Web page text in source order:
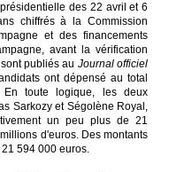
des 22 avril et 6
chiffrés à la Commission
et des financements
avant la vérification
publiés au Journal officiel
ont dépensé au total
toute logique, les deux
Sarkozy et Ségolène Royal,
un peu plus de 21
d'euros. Des montants
594 000 euros.